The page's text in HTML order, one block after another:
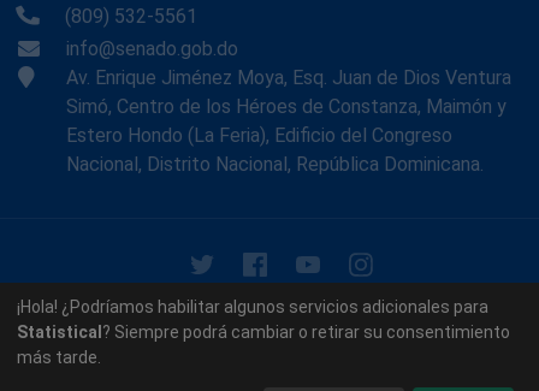
(809) 532-5561
info@senado.gob.do
Av. Enrique Jiménez Moya, Esq. Juan de Dios Ventura
Simó, Centro de los Héroes de Constanza, Maimón y
Estero Hondo (La Feria), Edificio del Congreso
Nacional, Distrito Nacional, República Dominicana.
© 2026 - Memoria Histórica del Senado de la República
Dominicana. Todos los derechos reservados.
¡Hola! ¿Podríamos habilitar algunos servicios adicionales para
Statistical ? Siempre podrá cambiar o retirar su consentimiento
más tarde.